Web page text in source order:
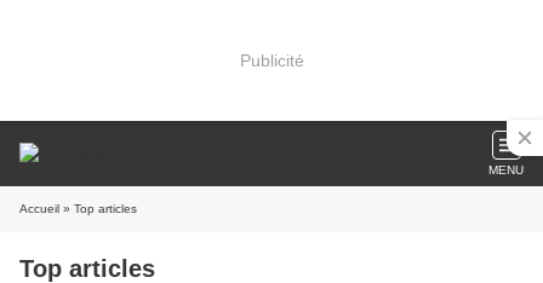
Publicité
MENU
Accueil » Top articles
Top articles